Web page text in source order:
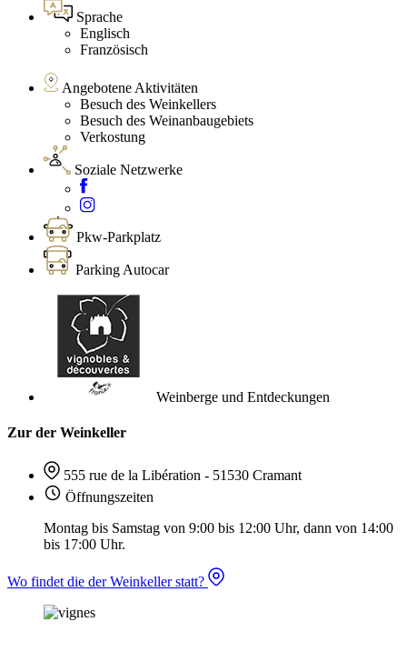
Sprache
Englisch
Französisch
Angebotene Aktivitäten
Besuch des Weinkellers
Besuch des Weinanbaugebiets
Verkostung
Soziale Netzwerke
Pkw-Parkplatz
Parking Autocar
Weinberge und Entdeckungen
Zur der Weinkeller
555 rue de la Libération - 51530 Cramant
Öffnungszeiten
Montag bis Samstag von 9:00 bis 12:00 Uhr, dann von 14:00
bis 17:00 Uhr.
Wo findet die der Weinkeller statt?